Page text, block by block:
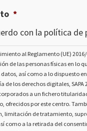
*
con la política de
al Reglamento (UE)
de las personas físicas en lo
así como a lo dispuesto
de los derechos digitales,
a un fichero
ofrecidos por este centro.
limitación de tratamiento,
como a la retirada del